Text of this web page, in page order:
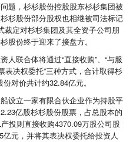
题，杉杉股份控股股东杉杉集团被
杉股份部分股权也相继被司法标记
裁定对杉杉集团及其全资子公司朋
股份终于迎来了接盘方。
人联合体将通过“直接收购”、“与服
表决权委托”三种方式，合计取得杉
对价共计约32.84亿元。
设立一家有限合伙企业作为持股平
亿股杉杉股份股票，占总股本的
投则直接收购4370.09万股公司股
元，并将其表决权委托给投资人